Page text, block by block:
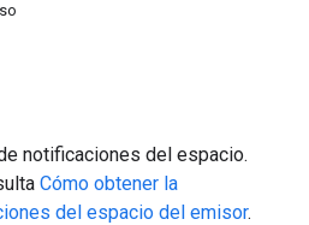
notificaciones del espacio.
Cómo obtener la
del espacio del emisor.